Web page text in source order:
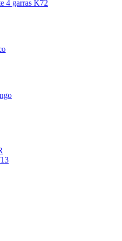
4 garras K72